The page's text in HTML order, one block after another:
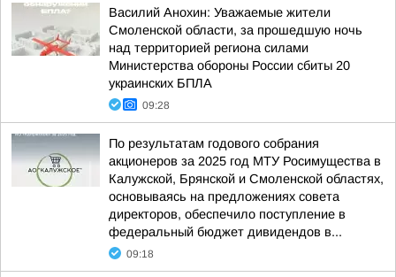
Василий Анохин: Уважаемые жители
Смоленской области, за прошедшую ночь
над территорией региона силами
Министерства обороны России сбиты 20
украинских БПЛА
09:28
По результатам годового собрания
акционеров за 2025 год МТУ Росимущества в
Калужской, Брянской и Смоленской областях,
основываясь на предложениях совета
директоров, обеспечило поступление в
федеральный бюджет дивидендов в...
09:18